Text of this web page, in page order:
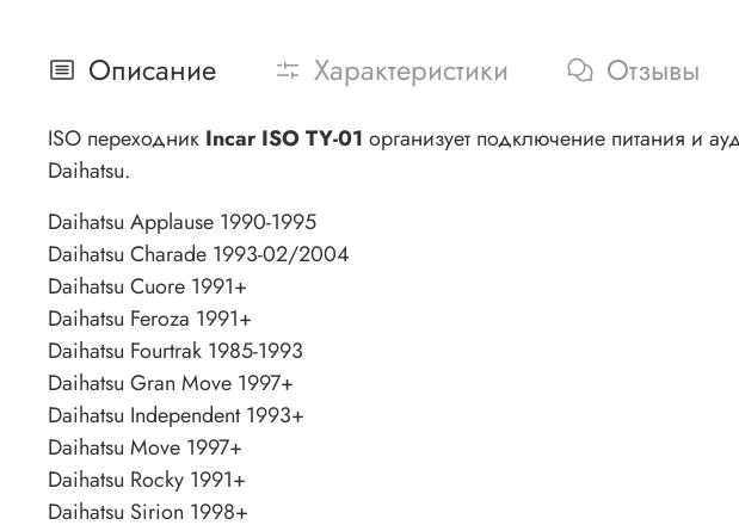
Описание Характеристики Отзывы
ISO переходник Incar ISO TY-01 организует подключение питания и
Daihatsu.
Daihatsu Applause 1990-1995
Daihatsu Charade 1993-02/2004
Daihatsu Cuore 1991+
Daihatsu Feroza 1991+
Daihatsu Fourtrak 1985-1993
Daihatsu Gran Move 1997+
Daihatsu Independent 1993+
Daihatsu Move 1997+
Daihatsu Rocky 1991+
Daihatsu Sirion 1998+